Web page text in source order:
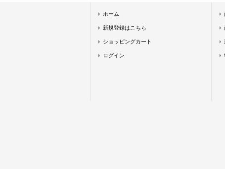
ホーム
新規登録はこちら
ショッピングカート
ログイン